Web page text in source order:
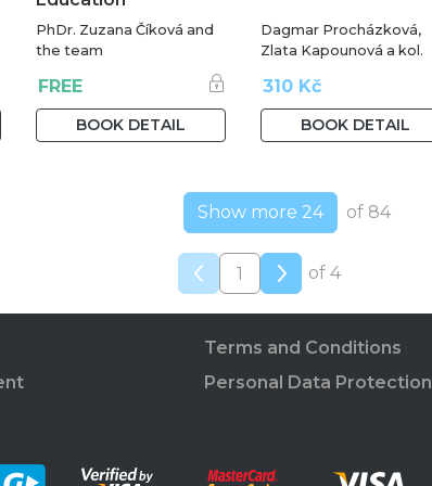
PhDr. Zuzana Číková and
the team
FREE
BOOK DETAIL
Dagmar Procházková,
Zlata Kapounová a kol.
310 Kč
BOOK DETAIL
Show more 24 of 84
of 4
Terms and Conditions
Personal Data Protection